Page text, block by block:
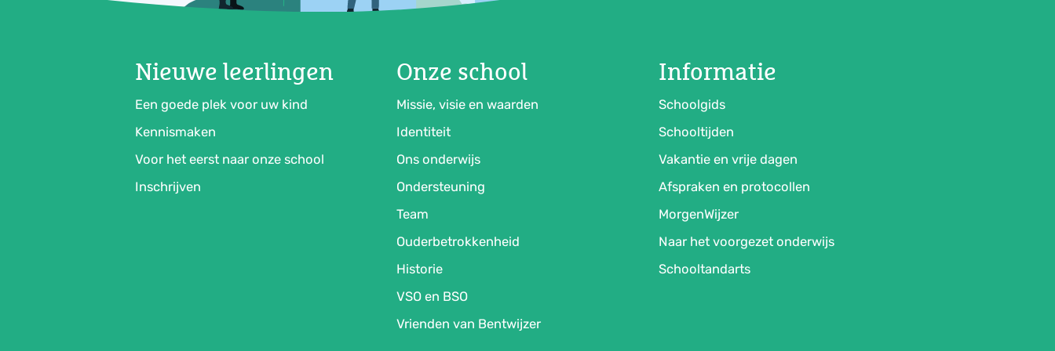
Nieuwe leerlingen
Een goede plek voor uw kind
Kennismaken
Voor het eerst naar onze school
Inschrijven
Onze school
Missie, visie en waarden
Identiteit
Ons onderwijs
Ondersteuning
Team
Ouderbetrokkenheid
Historie
VSO en BSO
Vrienden van Bentwijzer
Informatie
Schoolgids
Schooltijden
Vakantie en vrije dagen
Afspraken en protocollen
MorgenWijzer
Naar het voorgezet onderwijs
Schooltandarts